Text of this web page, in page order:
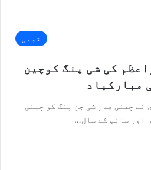
قومی
کی شی پنگ کوچین
مبارکباد
نے چینی صدر شی جن پنگ کو چینی
اور سانپ کے سال…